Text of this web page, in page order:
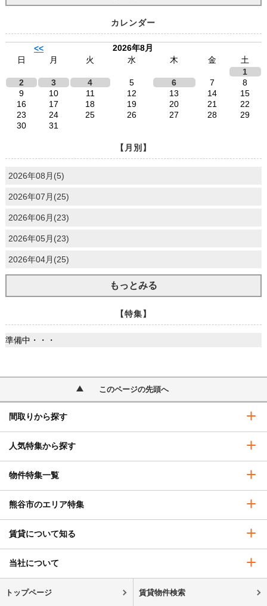
カレンダー
<<
2026年8月
日
月 火 水 木 金
土
1
2
3 4 5 6 7
8
9
10 11 12 13 14
15
16
17 18 19 20 21
22
23
24 25 26 27 28
29
30
31
【月別】
2026年08月(5)
2026年07月(25)
2026年06月(23)
2026年05月(23)
2026年04月(25)
もっとみる
【特集】
準備中・・・
このページの先頭へ
間取りから探す
人気特集から探す
物件特集一覧
熊谷市のエリア特集
賃貸について知る
当社について
トップページ 賃貸物件検索